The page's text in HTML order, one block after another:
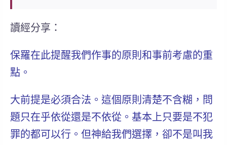
讀經分享：
保羅在此提醒我們作事的原則和事前考慮的重
點。
大前提是必須合法。 這個原則清楚不含糊，問
題只在乎依從還是不依從。基本上只要是不犯
罪的都可以行。但神給我們選擇，卻不是叫我